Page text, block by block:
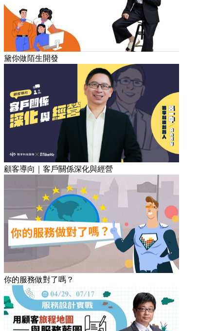
黛你做陌生開發
顧客導向｜客戶關係深化與經營
你的服務做對了嗎？